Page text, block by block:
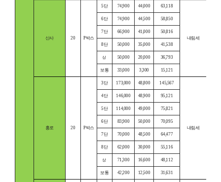
산사 20 P박스
5단 74,900 44,000 63,118
내림세
6단 74,900 44,500 58,850
7단 66,900 41,000 50,816
8단 50,000 35,000 41,538
상 50,000 20,000 36,793
보통 33,000 3,300 15,121
홍로 20 P박스
3단 173,000 48,800 145,567
내림세
4단 146,000 48,900 95,121
5단 114,000 49,000 75,821
6단 83,900 50,000 70,095
7단 70,000 48,500 64,477
8단 62,000 30,000 55,116
상 71,300 16,600 48,112
보통 42,200 12,500 31,631